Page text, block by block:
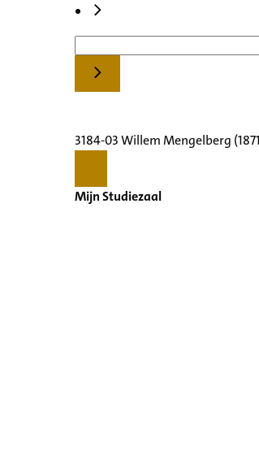
3184-03 Willem Mengelberg
Mijn Studiezaal